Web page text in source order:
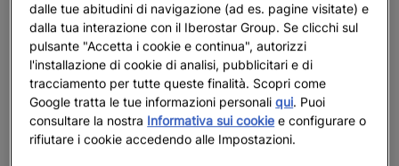
dalle tue abitudini di navigazione (ad es. pagine visitate) e
dalla tua interazione con il Iberostar Group. Se clicchi sul
pulsante "Accetta i cookie e continua", autorizzi
l'installazione di cookie di analisi, pubblicitari e di
tracciamento per tutte queste finalità. Scopri come
Google tratta le tue informazioni personaliqui. Puoi
consultare la nostra Informativa sui cookie e configurare o
rifiutare i cookie accedendo alle Impostazioni.